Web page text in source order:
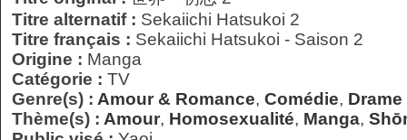
Titre alternatif : Sekaiichi Hatsukoi 2
Titre français : Sekaiichi Hatsukoi - Saison 2
Origine : Manga
Catégorie : TV
Genre(s) : Amour & Romance, Comédie, Drame
Thème(s) : Amour, Homosexualité, Manga,